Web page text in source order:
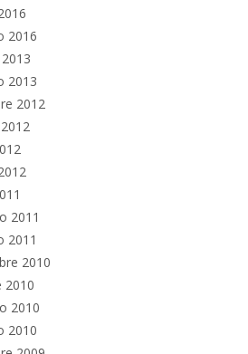
2016
2013
2012
2011
2011
2010
2010
2010
2010